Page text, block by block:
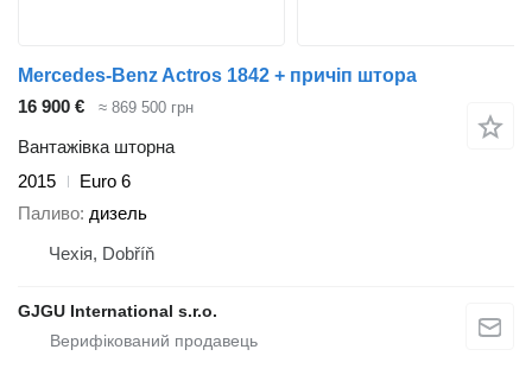
Mercedes-Benz Actros 1842 + причіп штора
16 900 €
≈ 869 500 грн
Вантажівка шторна
2015
Euro 6
Паливо дизель
Чехія, Dobříň
GJGU International s.r.o.